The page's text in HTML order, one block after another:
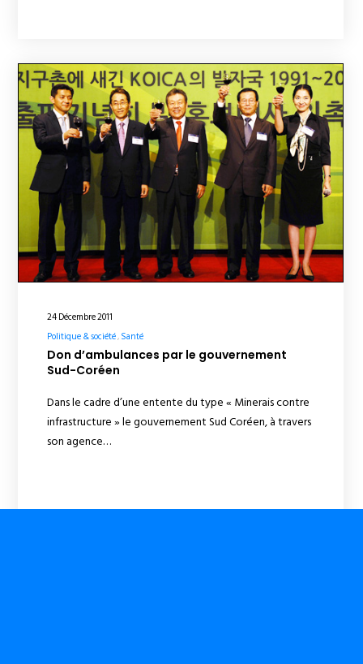
24 Décembre 2011
Politique & société Santé
Don d’ambulances par le gouvernement
Sud-Coréen
Dans le cadre d’une entente du type « Minerais contre
infrastructure » le gouvernement Sud Coréen, à travers
son agence…